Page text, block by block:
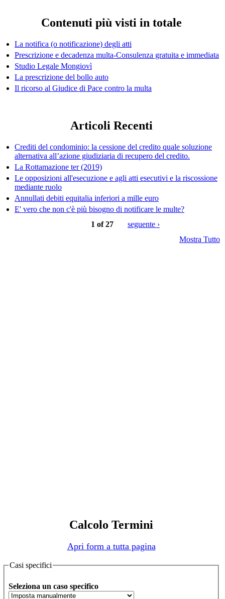
Contenuti più visti in totale
La notifica (o notificazione) degli atti
Prescrizione e decadenza multa-Consulenza gratuita e immediata
Studio Legale Mongiovì
La prescrizione del bollo auto
Il ricorso al Giudice di Pace contro la multa
Articoli Recenti
Crediti del condominio: la cessione del credito quale soluzione
alternativa all’azione giudiziaria di recupero del credito.
La Rottamazione ter (2019)
Le opposizioni all'esecuzione e agli atti esecutivi e la riscossione
mediante ruolo
Annullati debiti equitalia inferiori a mille euro
E' vero che non c'è più bisogno di notificare le multe?
1 of 27
seguente ›
Mostra Tutto
Calcolo Termini
Apri form a tutta pagina
Casi specifici
Seleziona un caso specifico